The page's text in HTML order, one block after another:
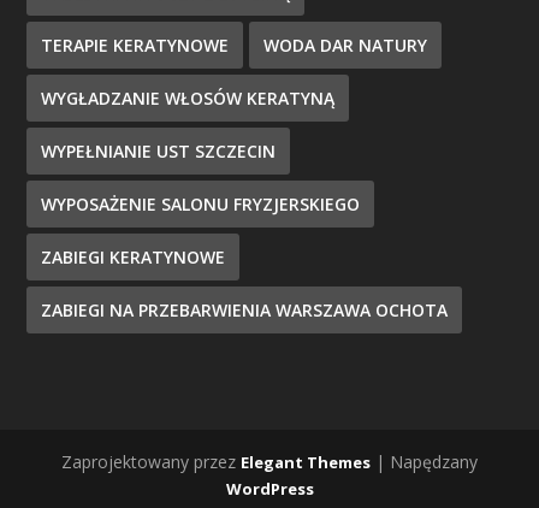
TERAPIE KERATYNOWE WODA DAR NATURY
WYGŁADZANIE WŁOSÓW KERATYNĄ
WYPEŁNIANIE UST SZCZECIN
WYPOSAŻENIE SALONU FRYZJERSKIEGO
ZABIEGI KERATYNOWE
ZABIEGI NA PRZEBARWIENIA WARSZAWA OCHOTA
Zaprojektowany przez Elegant Themes | Napędzany
WordPress